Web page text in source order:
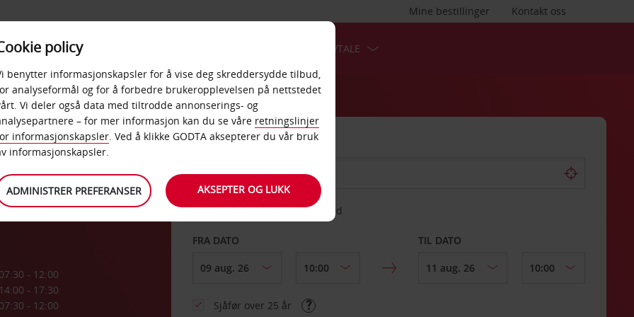
Kontakt oss
Mine bestillinger
PRODUKTER BEDRIFTSAVTALE
07:30 - 12:00
14:00 - 17:30
07:30 - 12:00
HENT FRA
Velg et annet leveringssted
FRA DATO TIL DATO
Sjåfør over 25 år
policy
benytter informasjonskapsler for å vise deg skreddersydde tilbud,
analyseformål og for å forbedre brukeropplevelsen på nettstedet
Vi deler også data med tiltrodde annonserings- og
– for mer informasjon kan du se våre retningslinjer
informasjonskapsler. Ved å klikke GODTA aksepterer du vår bruk
informasjonskapsler.
ADMINISTRER PREFERANSER AKSEPTER OG LUKK